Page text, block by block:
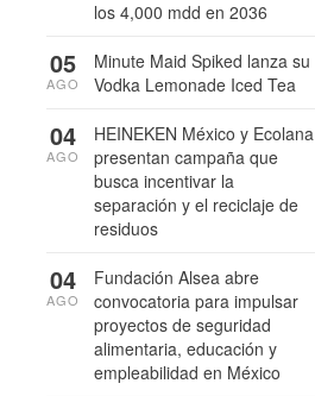
los 4,000 mdd en 2036
Minute Maid Spiked lanza su
Vodka Lemonade Iced Tea
05
AGO
HEINEKEN México y Ecolana
presentan campaña que
busca incentivar la
separación y el reciclaje de
residuos
04
AGO
Fundación Alsea abre
convocatoria para impulsar
proyectos de seguridad
alimentaria, educación y
empleabilidad en México
04
AGO